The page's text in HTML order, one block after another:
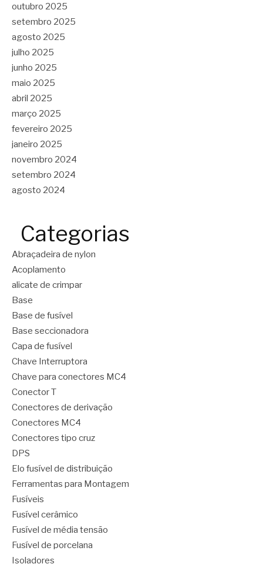
outubro 2025
setembro 2025
agosto 2025
julho 2025
junho 2025
maio 2025
abril 2025
março 2025
fevereiro 2025
janeiro 2025
novembro 2024
setembro 2024
agosto 2024
Categorias
Abraçadeira de nylon
Acoplamento
alicate de crimpar
Base
Base de fusível
Base seccionadora
Capa de fusível
Chave Interruptora
Chave para conectores MC4
Conector T
Conectores de derivação
Conectores MC4
Conectores tipo cruz
DPS
Elo fusível de distribuição
Ferramentas para Montagem
Fusíveis
Fusível cerâmico
Fusível de média tensão
Fusível de porcelana
Isoladores